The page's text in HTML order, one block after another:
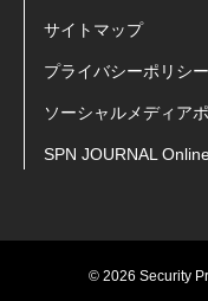
サイトマップ
プライバシーポリシー
ソーシャルメディア
SPN JOURNAL
© 2026 Security